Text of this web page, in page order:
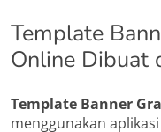
Template
Online Dibuat
Template Banner
menggunakan